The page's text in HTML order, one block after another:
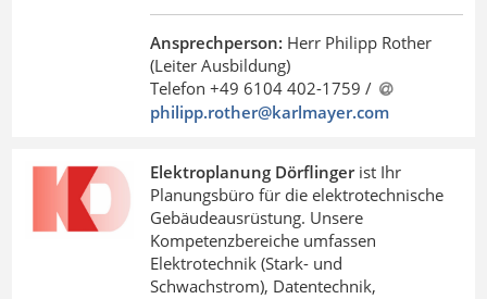
Ansprechperson: Herr Philipp Rother
(Leiter Ausbildung)
Telefon +49 6104 402-1759 /
philipp.rother@karlmayer.com
Elektroplanung Dörflingerist Ihr
Planungsbüro für die elektrotechnische
Gebäudeausrüstung. Unsere
Kompetenzbereiche umfassen
Elektrotechnik (Stark- und
Schwachstrom), Datentechnik,